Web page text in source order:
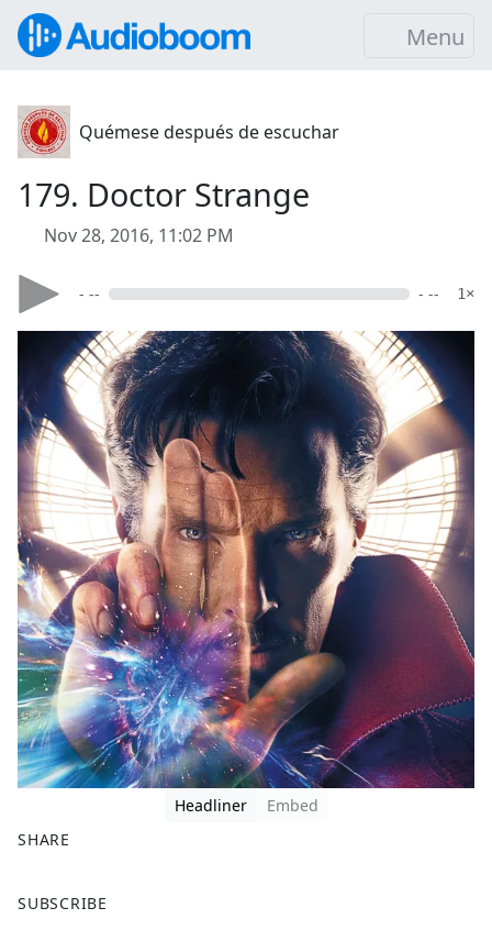
Menu
Quémese después de escuchar
179. Doctor Strange
Nov 28, 2016, 11:02 PM
- -- - -- 1×
Headliner
Embed
SHARE
a
SUBSCRIBE